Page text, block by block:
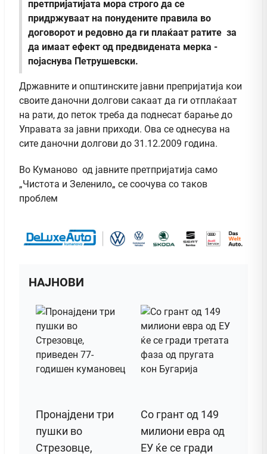
претпријатијата мора строго да се
придржуваат на понудените правила во
договорот и редовно да ги плаќаат ратите за
да имаат ефект од предвидената мерка -
појаснува Петрушевски.
Државните и општинските јавни препријатија кои
своите даночни долгови сакаат да ги отплаќаат
на рати, до петок треба да поднесат барање до
Управата за јавни приходи. Ова се однесува на
сите даночни долгови до 31.12.2009 година.
Во Куманово од јавните претпријатија само
„Чистота и Зеленило„ се соочува со таков
проблем
НАЈНОВИ
Пронајдени три
пушки во
Стрезовце,
Со грант од 149
милиони евра од
ЕУ ќе се гради